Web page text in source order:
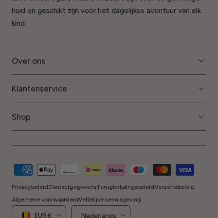
huid en geschikt zijn voor het dagelijkse avontuur van elk
kind.
Over ons
Klantenservice
Shop
Land/regio
EUR €
Taal
Nederlands
Betaalmethoden
PrivacybeleidContactgegevensTerugbetalingsbeleidVerzendbeleid
Algemene voorwaardenWettelijke kennisgeving